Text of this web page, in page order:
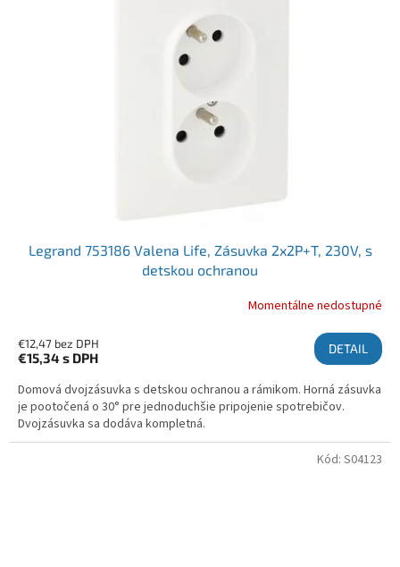
Legrand 753186 Valena Life, Zásuvka 2x2P+T, 230V, s
detskou ochranou
Momentálne nedostupné
€12,47 bez DPH
€15,34 s DPH
DETAIL
Domová dvojzásuvka s detskou ochranou a rámikom. Horná zásuvka
je pootočená o 30° pre jednoduchšie pripojenie spotrebičov.
Dvojzásuvka sa dodáva kompletná.
Kód: S04123